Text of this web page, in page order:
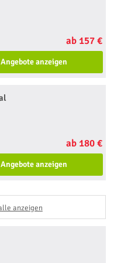
ab 157 €
Angebote anzeigen
ab 180 €
Angebote anzeigen
anzeigen